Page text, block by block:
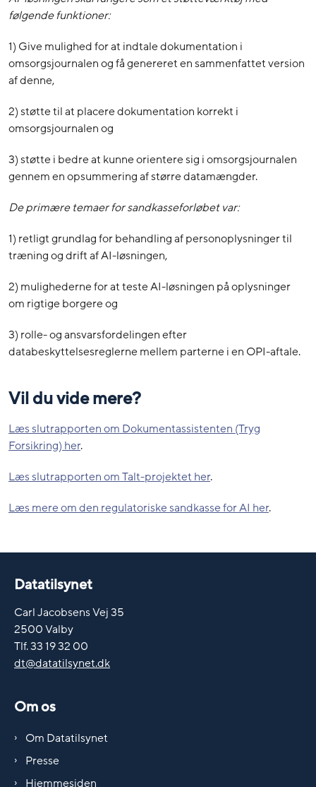
følgende funktioner:
1) Give mulighed for at indtale dokumentation i
omsorgsjournalen og få genereret en sammenfattet version
af denne,
2) støtte til at placere dokumentation korrekt i
omsorgsjournalen og
3) støtte i bedre at kunne orientere sig i omsorgsjournalen
gennem en opsummering af større datamængder.
De primære temaer for sandkasseforløbet var:
1) retligt grundlag for behandling af personoplysninger til
træning og drift af AI-løsningen,
2) mulighederne for at teste AI-løsningen på oplysninger
om rigtige borgere og
3) rolle- og ansvarsfordelingen efter
databeskyttelsesreglerne mellem parterne i en OPI-aftale.
Vil du vide mere?
Læs slutrapporten om Dokumentassistenten (Tryg
Forsikring) her.
Læs slutrapporten om Talt-projektet her.
Læs mere om den regulatoriske sandkasse for AI her.
Datatilsynet
Carl Jacobsens Vej 35
2500 Valby
Tlf. 33 19 32 00
dt@datatilsynet.dk
Om os
Om Datatilsynet
Presse
Hjemmesiden